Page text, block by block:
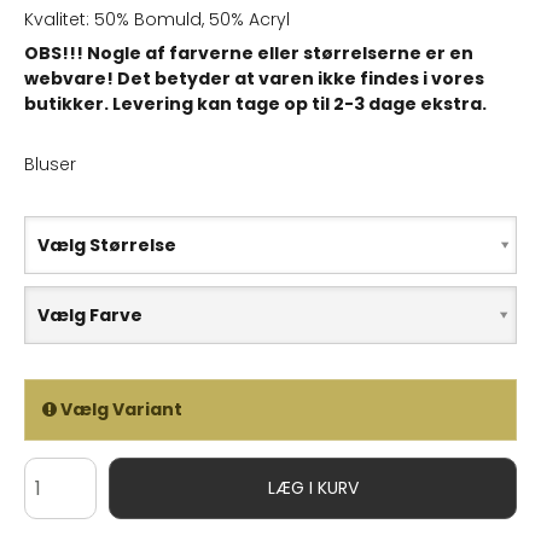
Kvalitet: 50% Bomuld, 50% Acryl
OBS!!! Nogle af farverne eller størrelserne er en
webvare! Det betyder at varen ikke findes i vores
butikker. Levering kan tage op til 2-3 dage ekstra.
Bluser
Vælg Størrelse
Vælg Farve
Vælg Variant
LÆG I KURV